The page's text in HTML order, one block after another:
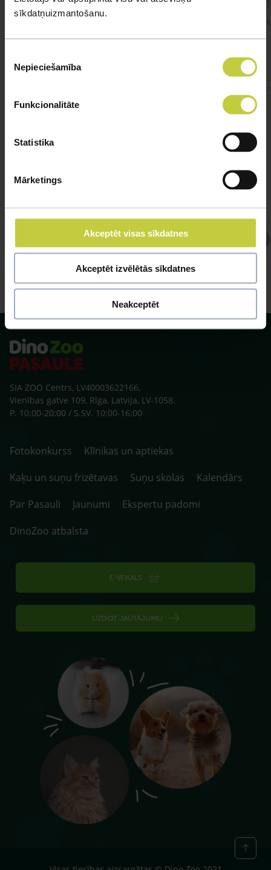
sīkdatņuizmantošanu.
izvēle
Nepieciešamība
Funkcionalitāte
Statistika
Mārketings
Akceptēt visas sīkdatnes
Akceptēt izvēlētās sīkdatnes
Neakceptēt
cīnītājzivtiņa.
#cinitajzivtina Sveiki! Pie mums viņa jau ir
Atbild Ihtiologs, Ihtiologs
SIA ZOO Centrs, LV40003622166,
Vienības gatve 109, Rīga, Latvija, LV-1058.
P. 10:00-20:00 / S.SV. 10:00-16:00
Fotokonkurss
Klīnikas un aptiekas
Kaķu un suņu frizētavas
Suņu skolas
Kalendārs
Par Pasauli
Jaunumi
Ekspertu padomi
DinoZoo atbalsta
E-VEIKALS
UZDOT JAUTĀJUMU